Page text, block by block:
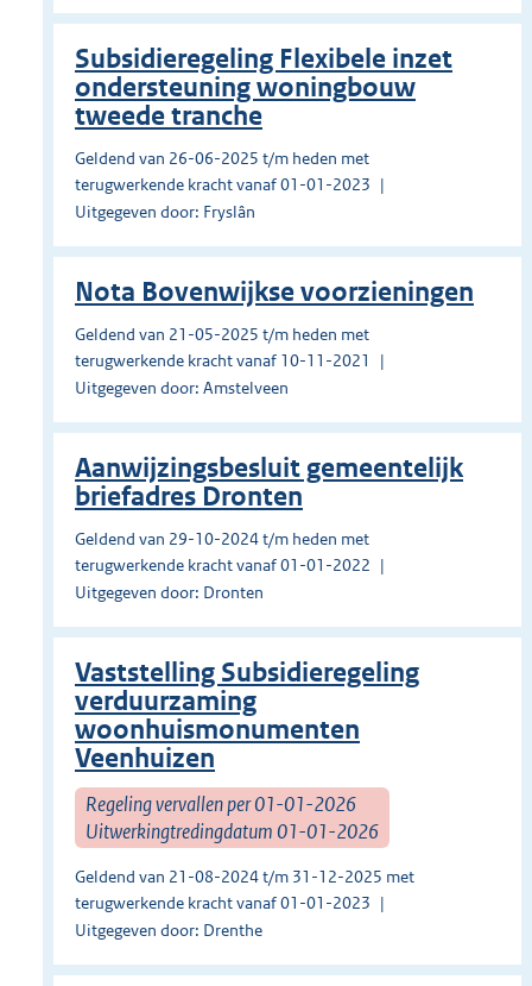
Subsidieregeling Flexibele inzet
ondersteuning woningbouw
tweede tranche
Geldend van 26-06-2025 t/m heden met
terugwerkende kracht vanaf 01-01-2023
Uitgegeven door: Fryslân
Nota Bovenwijkse voorzieningen
Geldend van 21-05-2025 t/m heden met
terugwerkende kracht vanaf 10-11-2021
Uitgegeven door: Amstelveen
Aanwijzingsbesluit gemeentelijk
briefadres Dronten
Geldend van 29-10-2024 t/m heden met
terugwerkende kracht vanaf 01-01-2022
Uitgegeven door: Dronten
Vaststelling Subsidieregeling
verduurzaming
woonhuismonumenten
Veenhuizen
Regeling vervallen per 01-01-2026
Uitwerkingtredingdatum 01-01-2026
Geldend van 21-08-2024 t/m 31-12-2025 met
terugwerkende kracht vanaf 01-01-2023
Uitgegeven door: Drenthe